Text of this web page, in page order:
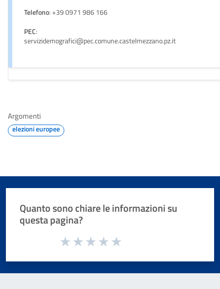
Telefono: +39 0971 986 166
PEC:
servizidemografici@pec.comune.castelmezzano.pz.it
Argomenti
elezioni europee
Quanto sono chiare le informazioni su
questa pagina?
Valuta da 1 a 5 stelle la pagina